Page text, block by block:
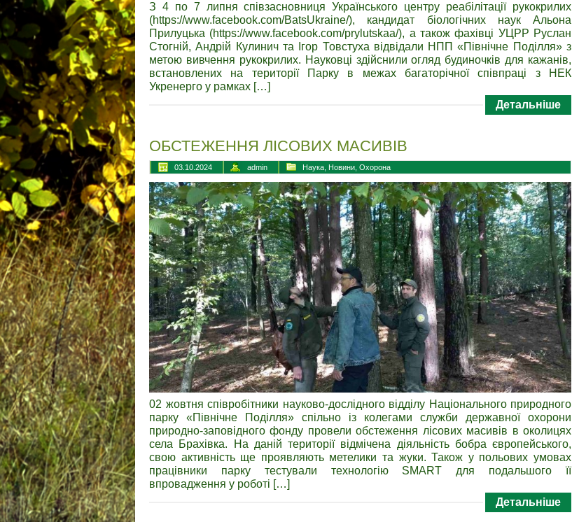
З 4 по 7 липня співзасновниця Українського центру реабілітації рукокрилих
(https://www.facebook.com/BatsUkraine/), кандидат біологічних наук Альона
Прилуцька (https://www.facebook.com/prylutskaa/), а також фахівці УЦРР Руслан
Стогній, Андрій Кулинич та Ігор Товстуха відвідали НПП «Північне Поділля» з
метою вивчення рукокрилих. Науковці здійснили огляд будиночків для кажанів,
встановлених на території Парку в межах багаторічної співпраці з НЕК
Укренерго у рамках […]
Детальніше
ОБСТЕЖЕННЯ ЛІСОВИХ МАСИВІВ
03.10.2024 admin Наука Новини Охорона
02 жовтня співробітники науково-дослідного відділу Національного природного
парку «Північне Поділля» спільно із колегами служби державної охорони
природно-заповідного фонду провели обстеження лісових масивів в околицях
села Брахівка. На даній території відмічена діяльність бобра європейського,
свою активність ще проявляють метелики та жуки. Також у польових умовах
працівники парку тестували технологію SMART для подальшого її
впровадження у роботі […]
Детальніше